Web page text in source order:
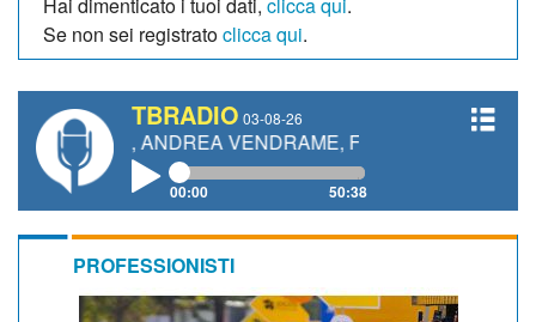
Se non sei registratoclicca qui.
TBRADIO 03-08-26
ANDREA VENDRAME, FILIPPO FIORELLI
00:00 50:38
PROFESSIONISTI